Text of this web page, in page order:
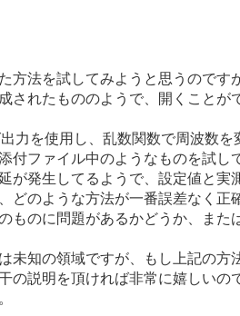
方法を試してみようと思うので
されたもののようで、開くこと
力を使用し、乱数関数で周波数
付ファイル中のようなものを試
が発生してるようで、設定値と
どのような方法が一番誤差なく
ものに問題があるかどうか、ま
知の領域ですが、もし上記の方
の説明を頂ければ非常に嬉しい